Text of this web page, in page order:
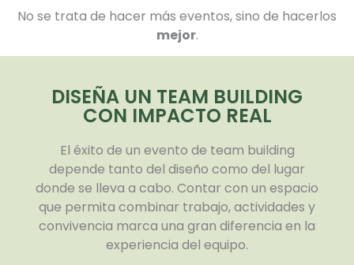
No se trata de hacer más eventos, sino de hacerlos
mejor.
DISEÑA UN TEAM BUILDING
CON IMPACTO REAL
El éxito de un evento de team building
depende tanto del diseño como del lugar
donde se lleva a cabo. Contar con un espacio
que permita combinar trabajo, actividades y
convivencia marca una gran diferencia en la
experiencia del equipo.